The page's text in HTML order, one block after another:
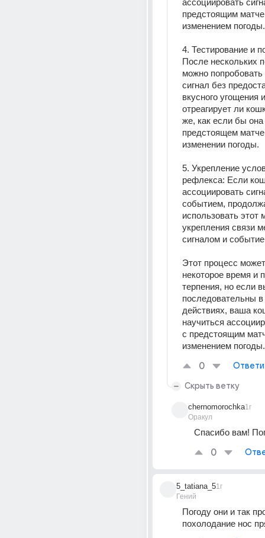
ассоциировать
предстоящим
изменением погоды.
4. Тестирование и
После нескольких
можно попробовать
сигнал без
вкусного угощения
отреагирует ли
же, как если бы она
предстоящем
изменении погоды.
5. Укрепление
рефлекса: Если
ассоциировать
событием,
использовать этот
укрепления связи
сигналом и
Этот процесс
некоторое время и
терпения, но если
последовательны в
действиях, ваша
научиться
с предстоящим
изменением погоды.
0
Скрыть ветку
chernomorochka
Оракул
1г
Спасибо вам!
0
5_tatiana_5
Гений
1г
Погоду они и так
похолодание нос